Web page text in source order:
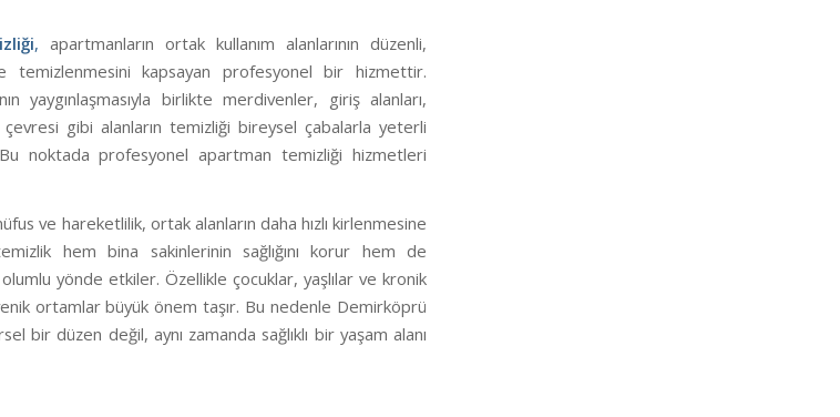
, apartmanların ortak kullanım alanlarının düzenli,
kapsayan profesyonel bir hizmettir.
yaygınlaşmasıyla birlikte merdivenler, giriş alanları,
gibi alanların temizliği bireysel çabalarla yeterli
Bu noktada profesyonel apartman temizliği hizmetleri
ve hareketlilik, ortak alanların daha hızlı kirlenmesine
hem bina sakinlerinin sağlığını korur hem de
yönde etkiler. Özellikle çocuklar, yaşlılar ve kronik
ortamlar büyük önem taşır. Bu nedenle Demirköprü
bir düzen değil, aynı zamanda sağlıklı bir yaşam alanı